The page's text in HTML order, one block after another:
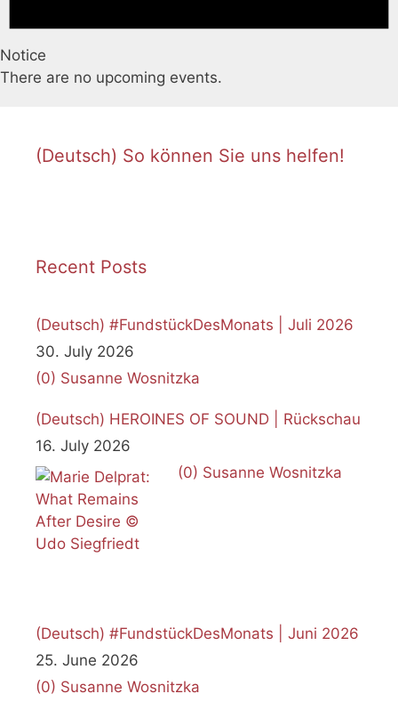
Notice
There are no upcoming events.
(Deutsch) So können Sie uns helfen!
Recent Posts
(Deutsch) #FundstückDesMonats | Juli 2026
30. July 2026
(0) Susanne Wosnitzka
(Deutsch) HEROINES OF SOUND | Rückschau
16. July 2026
(0) Susanne Wosnitzka
(Deutsch) #FundstückDesMonats | Juni 2026
25. June 2026
(0) Susanne Wosnitzka